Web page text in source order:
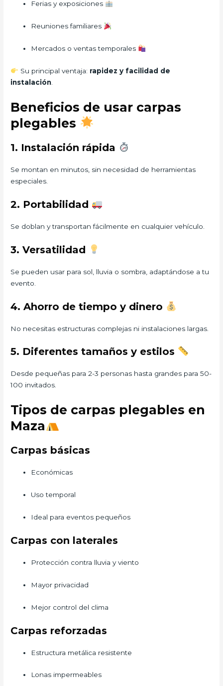
Ferias y exposiciones
Reuniones familiares
Mercados o ventas temporales
Su principal ventaja: rapidez y facilidad de
instalación
Beneficios de usar carpas
plegables
1. Instalación rápida
Se montan en minutos, sin necesidad de herramientas
especiales.
2. Portabilidad
Se doblan y transportan fácilmente en cualquier vehículo.
3. Versatilidad
Se pueden usar para sol, lluvia o sombra, adaptándose a tu
evento.
4. Ahorro de tiempo y dinero
No necesitas estructuras complejas ni instalaciones largas.
5. Diferentes tamaños y estilos
Desde pequeñas para 2-3 personas hasta grandes para 50-
100 invitados.
Tipos de carpas plegables en
Maza
Carpas básicas
Económicas
Uso temporal
Ideal para eventos pequeños
Carpas con laterales
Protección contra lluvia y viento
Mayor privacidad
Mejor control del clima
Carpas reforzadas
Estructura metálica resistente
Lonas impermeables